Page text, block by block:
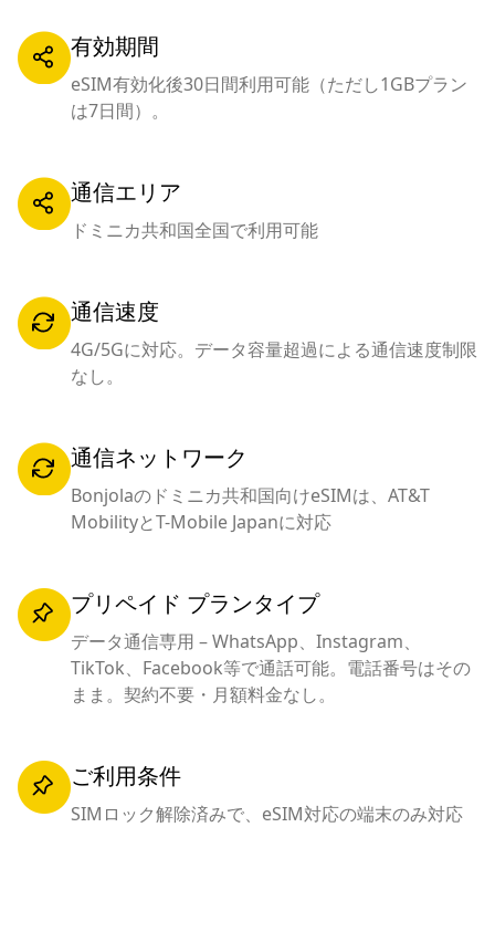
有効期間
eSIM有効化後30日間利用可能（ただし1GBプラン
は7日間）。
通信エリア
ドミニカ共和国全国で利用可能
通信速度
4G/5Gに対応。データ容量超過による通信速度制限
なし。
通信ネットワーク
Bonjolaのドミニカ共和国向けeSIMは、AT&T
MobilityとT-Mobile Japanに対応
プリペイド プランタイプ
データ通信専用 – WhatsApp、Instagram、
TikTok、Facebook等で通話可能。電話番号はその
まま。契約不要・月額料金なし。
ご利用条件
SIMロック解除済みで、eSIM対応の端末のみ対応